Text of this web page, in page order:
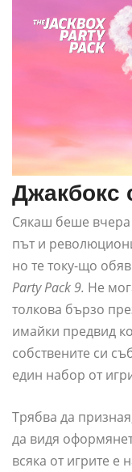
Джакбокс
Сякаш беше
път и
но те току-що
Party Pack 9. Не
толкова бързо
имайки предвид
собствените си
един набор от
Трябва да
да видя
всяка от игрите е